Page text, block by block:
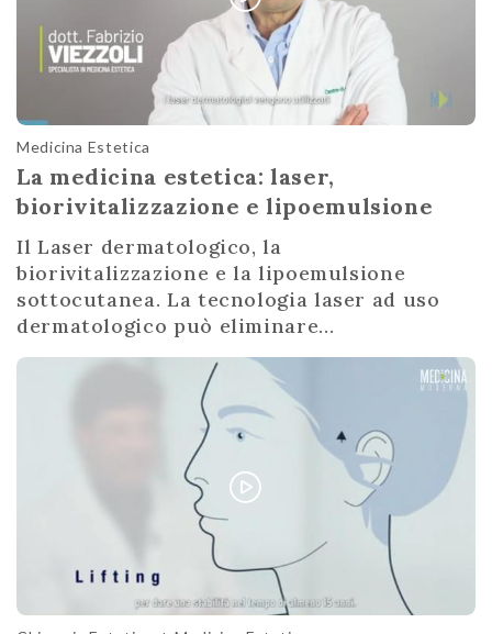
Medicina Estetica
La medicina estetica: laser,
biorivitalizzazione e lipoemulsione
Il Laser dermatologico, la
biorivitalizzazione e la lipoemulsione
sottocutanea. La tecnologia laser ad uso
dermatologico può eliminare...